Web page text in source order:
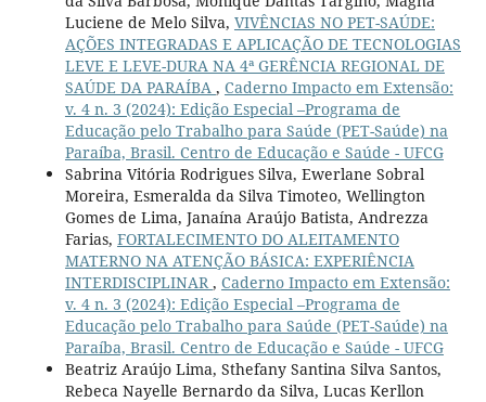
Luciene de Melo Silva, VIVÊNCIAS NO PET-SAÚDE:
AÇÕES INTEGRADAS E APLICAÇÃO DE TECNOLOGIAS
LEVE E LEVE-DURA NA 4ª GERÊNCIA REGIONAL DE
SAÚDE DA PARAÍBA , Caderno Impacto em Extensão:
v. 4 n. 3 (2024): Edição Especial –Programa de
Educação pelo Trabalho para Saúde (PET-Saúde) na
Paraíba, Brasil. Centro de Educação e Saúde - UFCG
Sabrina Vitória Rodrigues Silva, Ewerlane Sobral
Moreira, Esmeralda da Silva Timoteo, Wellington
Gomes de Lima, Janaína Araújo Batista, Andrezza
Farias, FORTALECIMENTO DO ALEITAMENTO
MATERNO NA ATENÇÃO BÁSICA: EXPERIÊNCIA
INTERDISCIPLINAR, Caderno Impacto em Extensão:
v. 4 n. 3 (2024): Edição Especial –Programa de
Educação pelo Trabalho para Saúde (PET-Saúde) na
Paraíba, Brasil. Centro de Educação e Saúde - UFCG
Beatriz Araújo Lima, Sthefany Santina Silva Santos,
Rebeca Nayelle Bernardo da Silva, Lucas Kerllon